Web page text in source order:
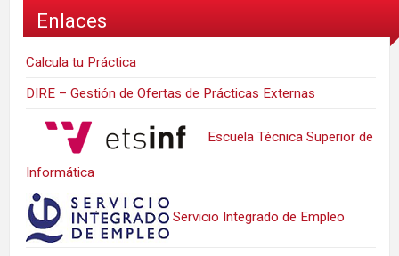
Enlaces
Calcula tu Práctica
DIRE – Gestión de Ofertas de Prácticas Externas
Escuela Técnica Superior de
Informática
Servicio Integrado de Empleo